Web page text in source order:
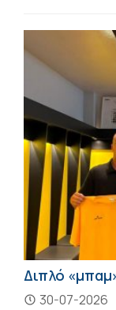
Διπλό
30-07-2026